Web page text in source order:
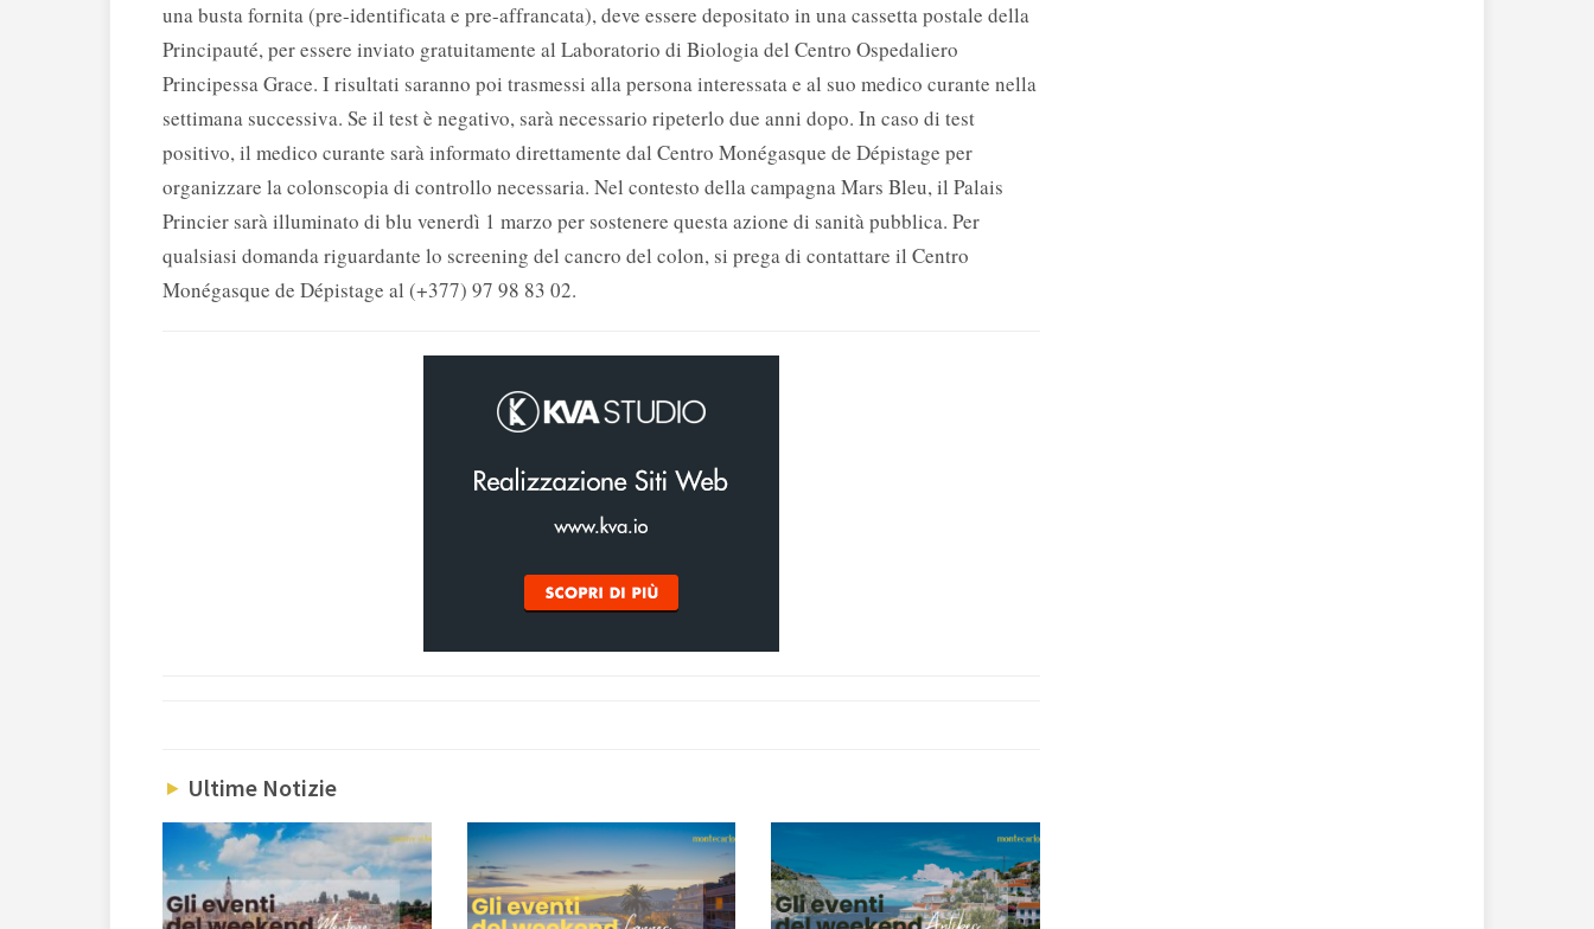
una busta fornita (pre-identificata e pre-affrancata), deve essere depositato in una cassetta postale della
Principauté, per essere inviato gratuitamente al Laboratorio di Biologia del Centro Ospedaliero
Principessa Grace. I risultati saranno poi trasmessi alla persona interessata e al suo medico curante nella
settimana successiva. Se il test è negativo, sarà necessario ripeterlo due anni dopo. In caso di test
positivo, il medico curante sarà informato direttamente dal Centro Monégasque de Dépistage per
organizzare la colonscopia di controllo necessaria. Nel contesto della campagna Mars Bleu, il Palais
Princier sarà illuminato di blu venerdì 1 marzo per sostenere questa azione di sanità pubblica. Per
qualsiasi domanda riguardante lo screening del cancro del colon, si prega di contattare il Centro
Monégasque de Dépistage al (+377) 97 98 83 02.
Ultime Notizie